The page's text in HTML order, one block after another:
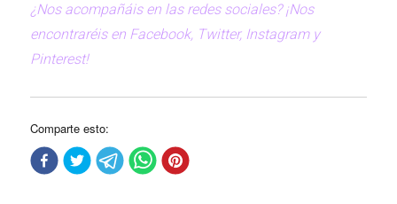
¿Nos acompañáis en las redes sociales? ¡Nos
encontraréis en Facebook, Twitter, Instagram y
Pinterest!
Comparte esto: